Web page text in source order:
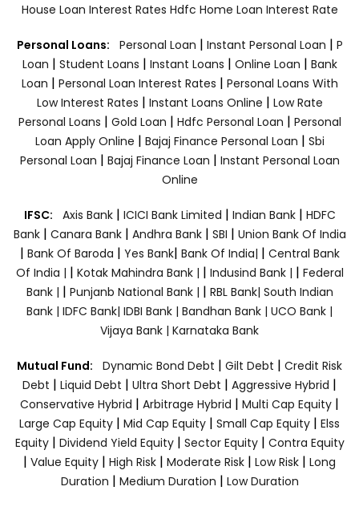
House Loan Interest Rates Hdfc Home Loan Interest Rate
Personal Loans: Personal Loan | Instant Personal Loan | P
Loan | Student Loans | Instant Loans | Online Loan | Bank
Loan | Personal Loan Interest Rates | Personal Loans With
Low Interest Rates | Instant Loans Online | Low Rate
Personal Loans | Gold Loan | Hdfc Personal Loan | Personal
Loan Apply Online | Bajaj Finance Personal Loan | Sbi
Personal Loan | Bajaj Finance Loan | Instant Personal Loan
Online
IFSC: Axis Bank | ICICI Bank Limited | Indian Bank | HDFC
Bank| Canara Bank | Andhra Bank| SBI | Union Bank Of India
| Bank Of Baroda | Yes Bank| Bank Of India| | Central Bank
Of India | | Kotak Mahindra Bank | | Indusind Bank | | Federal
Bank | | Punjanb National Bank | | RBL Bank| South Indian
Bank | IDFC Bank| IDBI Bank | Bandhan Bank | UCO Bank |
Vijaya Bank | Karnataka Bank
Mutual Fund: Dynamic Bond Debt | Gilt Debt | Credit Risk
Debt | Liquid Debt | Ultra Short Debt | Aggressive Hybrid |
Conservative Hybrid | Arbitrage Hybrid | Multi Cap Equity |
Large Cap Equity | Mid Cap Equity | Small Cap Equity | Elss
Equity| Dividend Yield Equity| Sector Equity | Contra Equity
| Value Equity | High Risk | Moderate Risk | Low Risk | Long
Duration | Medium Duration | Low Duration